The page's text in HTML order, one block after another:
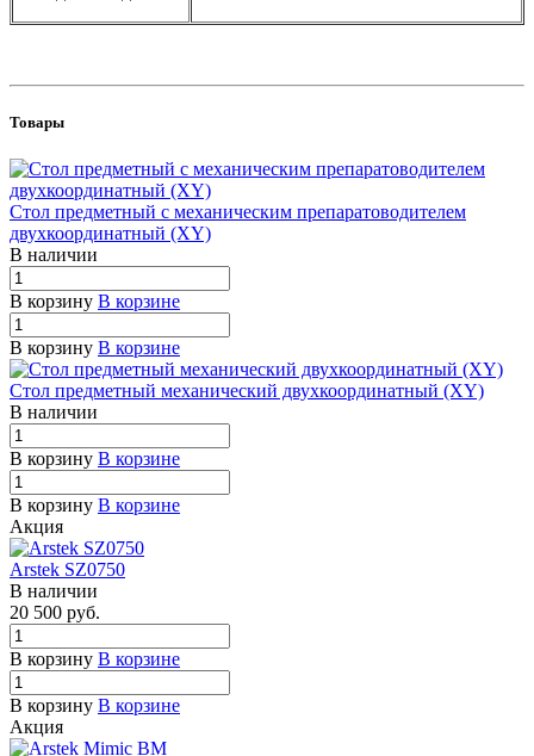
Товары
Стол предметный с механическим препаратоводителем
двухкоординатный (XY)
В наличии
В корзину В корзине
В корзину В корзине
Стол предметный механический двухкоординатный (XY)
В наличии
В корзину В корзине
В корзину В корзине
Акция
Arstek SZ0750
В наличии
20 500 руб.
В корзину В корзине
В корзину В корзине
Акция